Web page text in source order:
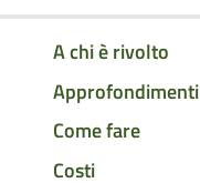
A chi è rivolto
Approfondimenti
Come fare
Costi